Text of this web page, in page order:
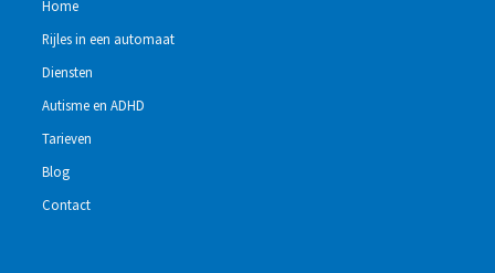
Home
Rijles in een automaat
Diensten
Autisme en ADHD
Tarieven
Blog
Contact